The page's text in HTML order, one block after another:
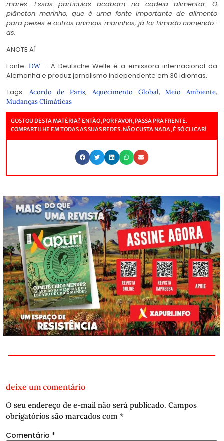
mares. Essas partículas acabam na cadeia alimentar. O
plâncton marinho, que é uma fonte importante de alimento
para peixes e outros animais marinhos, já foi filmado comendo-
as.
ANOTE AÍ
Fonte: DW– A Deutsche Welle é a emissora internacional da
Alemanha e produz jornalismo independente em 30 idiomas.
Tags: Acordo de Paris, Aquecimento Global,Meio Ambiente,
Mudanças Climáticas
GOSTOU DESTA MATÉRIA? ENTÃO, POR FAVOR, PASSA PRA FRENTE.
COMPARTILHE EM TODAS AS SUAS REDES. NÃO CUSTA NADA, É SÓ CLICAR!
deixe um comentário
O seu endereço de e-mail não será publicado. Campos
obrigatórios são marcados com *
Comentário *